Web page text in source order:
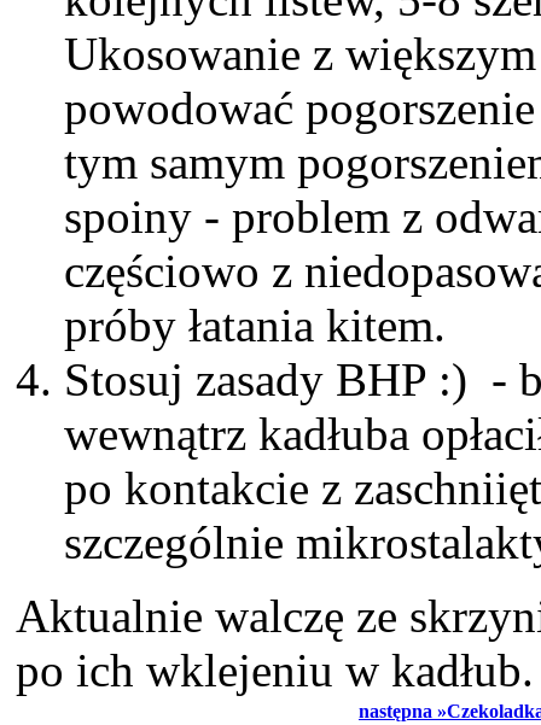
Ukosowanie z
powodować
tym samym
spoiny - problem z
częściowo z
próby łatania kitem.
Stosuj zasady BHP :) -
wewnątrz kadłuba
po kontakcie z
szczególnie
Aktualnie walczę ze
po ich wklejeniu w kadłub.
następna